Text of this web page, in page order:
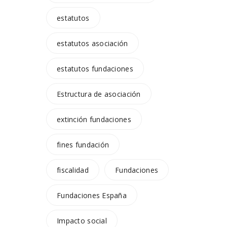
estatutos
estatutos asociación
estatutos fundaciones
Estructura de asociación
extinción fundaciones
fines fundación
fiscalidad Fundaciones
Fundaciones España
Impacto social